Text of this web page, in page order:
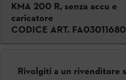
KMA 200 R, senza accu e
caricatore
CODICE ART.
Rivolgiti a un rivenditore